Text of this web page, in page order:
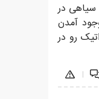
سیاهی در
آمدن
رو در
|